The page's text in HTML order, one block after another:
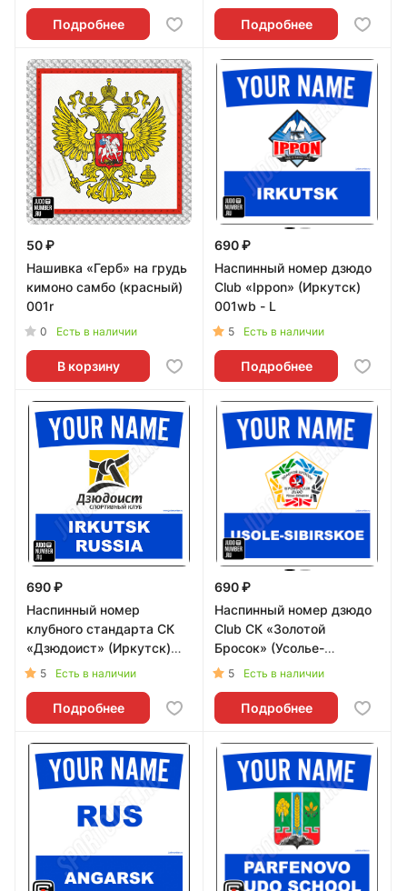
Подробнее Подробнее
50 ₽
Нашивка «Герб» на грудь
кимоно самбо (красный)
001r
0 Есть в наличии
В корзину
690 ₽
Наспинный номер дзюдо
Club «Ippon» (Иркутск)
001wb - L
5 Есть в наличии
Подробнее
690 ₽
Наспинный номер
клубного стандарта СК
«Дзюдоист» (Иркутск)
001b - L
5 Есть в наличии
Подробнее
690 ₽
Наспинный номер дзюдо
Club СК «Золотой
Бросок» (Усолье-
Сибирское) 001wb - L
5 Есть в наличии
Подробнее